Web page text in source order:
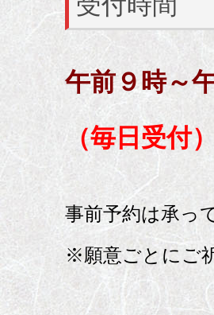
午前９時～
（毎日受付）
事前予約は承っ
※願意ごとにご